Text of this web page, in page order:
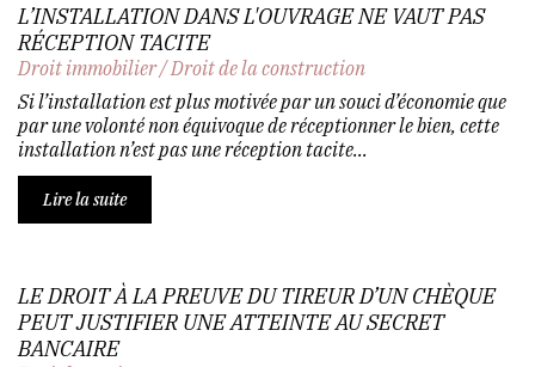
L’INSTALLATION DANS L'OUVRAGE NE VAUT PAS
RÉCEPTION TACITE
Droit immobilier/Droit de la construction
Si l’installation est plus motivée par un souci d’économie que
par une volonté non équivoque de réceptionner le bien, cette
installation n’est pas une réception tacite...
Lire la suite
LE DROIT À LA PREUVE DU TIREUR D’UN CHÈQUE
PEUT JUSTIFIER UNE ATTEINTE AU SECRET
BANCAIRE